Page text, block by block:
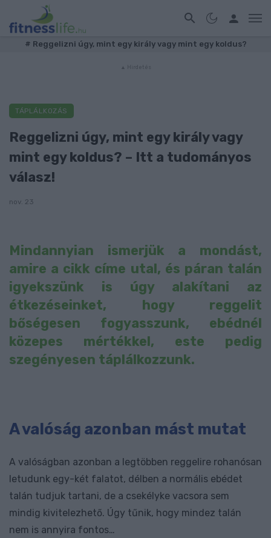
# Reggelizni úgy, mint egy király vagy mint egy koldus?
TÁPLÁLKOZÁS
Reggelizni úgy, mint egy király vagy
mint egy koldus? – Itt a tudományos
válasz!
nov. 23
Mindannyian ismerjük a mondást,
amire a cikk címe utal, és páran talán
igyekszünk is úgy alakítani az
étkezéseinket, hogy reggelit
bőségesen fogyasszunk, ebédnél
közepes mértékkel, este pedig
szegényesen táplálkozzunk.
A valóság azonban mást mutat
A valóságban azonban a legtöbben reggelire rohanósan
letudunk egy-két falatot, délben a normális ebédet
talán tudjuk tartani, de a csekélyke vacsora sem
mindig kivitelezhető. Úgy tűnik, hogy mindez talán
nem is annyira fontos…